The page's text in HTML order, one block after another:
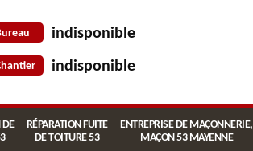
indisponible
indisponible
DE
RÉPARATION FUITE
DE TOITURE 53
ENTREPRISE DE MAÇONNERIE,
MAÇON 53 MAYENNE